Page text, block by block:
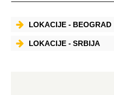
VRTIĆE, ZA UČENIČKE i STUDENTSKE
LOKACIJE - BEOGRAD
LOKACIJE - SRBIJA